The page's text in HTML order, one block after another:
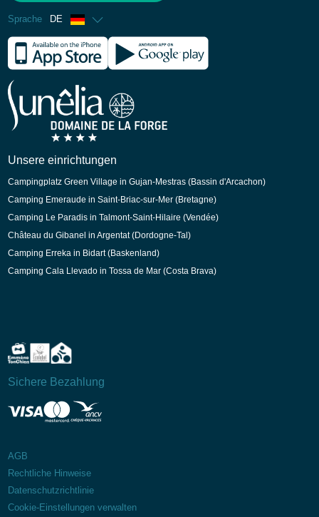
Sprache DE
Französisch
Englisch
Spanisch
Niederländisch
Unsere einrichtungen
Campingplatz Green Village in Gujan-Mestras (Bassin d'Arcachon)
Camping Emeraude in Saint-Briac-sur-Mer (Bretagne)
Camping Le Paradis in Talmont-Saint-Hilaire (Vendée)
Château du Gibanel in Argentat (Dordogne-Tal)
Camping Erreka in Bidart (Baskenland)
Camping Cala Llevado in Tossa de Mar (Costa Brava)
Sichere Bezahlung
AGB
Rechtliche Hinweise
Datenschutzrichtlinie
Cookie-Einstellungen verwalten